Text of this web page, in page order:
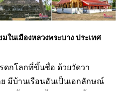
ในเมืองหลวงพระบาง ประเทศ
ดกโลกที่ขึ้นชื่อ ด้วยวัดวา
มีบ้านเรือนอันเป็นเอกลักษณ์